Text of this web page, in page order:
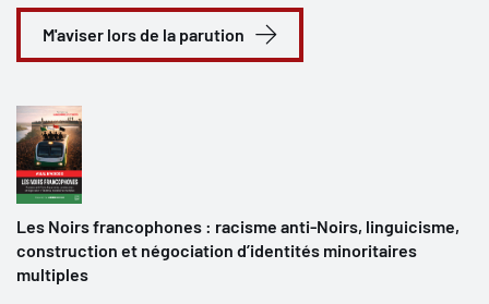
M'aviser lors de la parution
Les Noirs francophones : racisme anti-Noirs, linguicisme,
construction et négociation d’identités minoritaires
multiples